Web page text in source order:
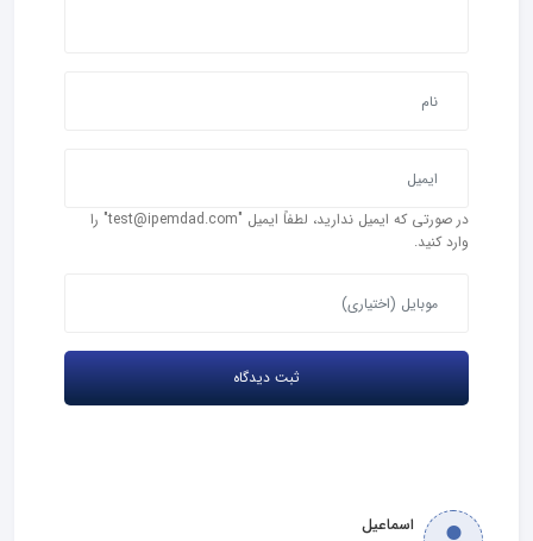
در صورتی که ایمیل ندارید، لطفاً ایمیل "test@ipemdad.com" را
وارد کنید.
اسماعیل